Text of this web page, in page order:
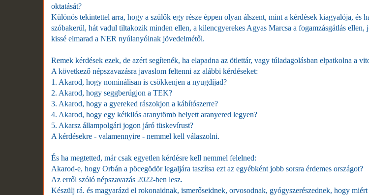
oktatását?
Különös tekintettel arra, hogy a szülők egy része éppen olyan álszent, mint a kérdések kiagyalója, és
szóbakerül, hát vadul tiltakozik minden ellen, a kilencgyerekes Agyas Marcsa a fogamzásgátlás ellen,
kissé elmarad a NER nyúlanyóinak jövedelmétől.
Remek kérdések ezek, de azért segítenék, ha elapadna az ötlettár, vagy túladagolásban elpatkolna a
A következő népszavazásra javaslom feltenni az alábbi kérdéseket:
1. Akarod, hogy nominálisan is csökkenjen a nyugdíjad?
2. Akarod, hogy seggberúgjon a TEK?
3. Akarod, hogy a gyereked rászokjon a kábítószerre?
4. Akarod, hogy egy kétkilós aranytömb helyett aranyered legyen?
5. Akarsz állampolgári jogon járó tüskevírust?
A kérdésekre - valamennyire - nemmel kell válaszolni.
És ha megtetted, már csak egyetlen kérdésre kell nemmel felelned:
Akarod-e, hogy Orbán a pöcegödör legaljára taszítsa ezt az egyébként jobb sorsra érdemes országot?
Az erről szóló népszavazás 2022-ben lesz.
Készülj rá. és magyarázd el rokonaidnak, ismerőseidnek, orvosodnak, gyógyszerészednek, hogy